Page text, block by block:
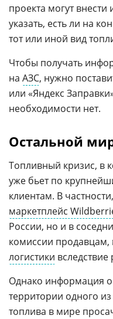
проекта могут внести
указать, есть ли на
тот или иной вид
Чтобы получать
на АЗС, нужно
или «Яндекс
необходимости нет.
Остальной
Топливный кризис, в
уже бьет по
клиентам. В
маркетплейс
России, но и в
комиссии
логистики
Однако информация
территории одного
топлива в мире